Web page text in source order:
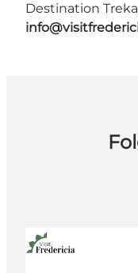
Destination